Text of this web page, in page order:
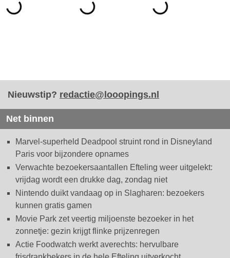
Nieuwstip? redactie@looopings.nl
Net binnen
Marvel-superheld Deadpool struint rond in Disneyland
Paris voor bijzondere opnames
Verwachte bezoekersaantallen Efteling weer uitgelekt:
vrijdag wordt een drukke dag, zondag niet
Nintendo duikt vandaag op in Slagharen: bezoekers
kunnen gratis gamen
Movie Park zet veertig miljoenste bezoeker in het
zonnetje: gezin krijgt flinke prijzenregen
Actie Foodwatch werkt averechts: hervulbare